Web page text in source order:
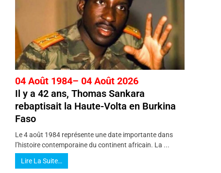
04 Août 1984– 04 Août 2026
Il y a 42 ans, Thomas Sankara
rebaptisait la Haute-Volta en Burkina
Faso
Le 4 août 1984 représente une date importante dans
l’histoire contemporaine du continent africain. La ...
Lire La Suite…